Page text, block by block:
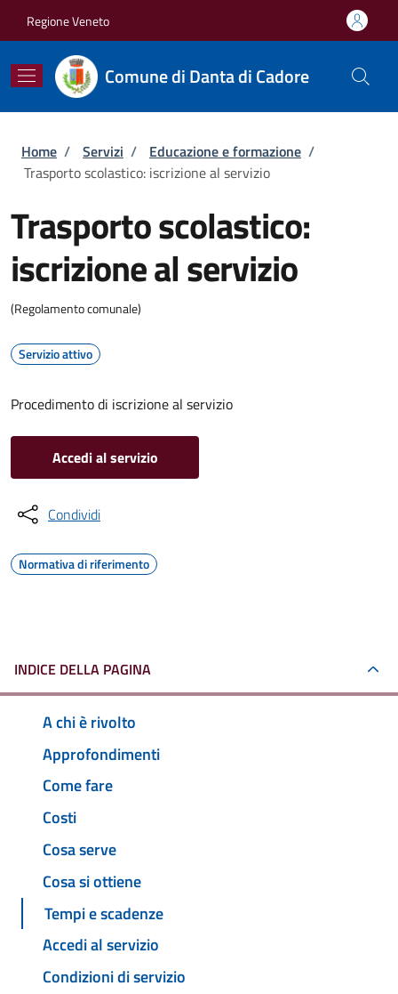
Regione Veneto
Comune di Danta di Cadore
Briciole di pane
Home / Servizi / Educazione e formazione /
Trasporto scolastico: iscrizione al servizio
Trasporto scolastico:
iscrizione al servizio
(Regolamento comunale)
Servizio attivo
Procedimento di iscrizione al servizio
Accedi al servizio
Condividi
Normativa di riferimento
INDICE DELLA PAGINA
A chi è rivolto
Approfondimenti
Come fare
Costi
Cosa serve
Cosa si ottiene
Tempi e scadenze
Accedi al servizio
Condizioni di servizio